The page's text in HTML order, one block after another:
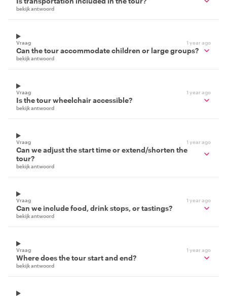
bekijk antwoord
Vraag 1 year ago
Can the tour accommodate children or large groups?
bekijk antwoord
Vraag 1 year ago
Is the tour wheelchair accessible?
bekijk antwoord
Vraag 1 year ago
Can we adjust the start time or extend/shorten the
tour?
bekijk antwoord
Vraag 1 year ago
Can we include food, drink stops, or tastings?
bekijk antwoord
Vraag 1 year ago
Where does the tour start and end?
bekijk antwoord